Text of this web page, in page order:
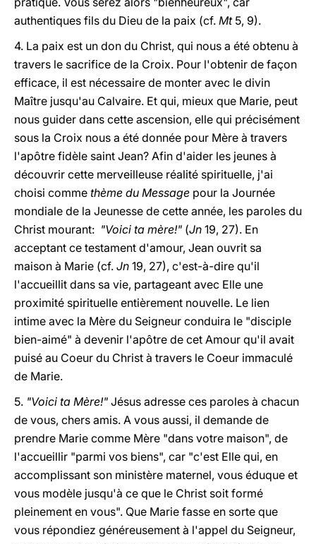
authentiques fils du Dieu de la paix (cf. Mt5, 9).
4. La paix est un don du Christ, qui nous a été obtenu à
travers le sacrifice de la Croix. Pour l'obtenir de façon
efficace, il est nécessaire de monter avec le divin
Maître jusqu'au Calvaire. Et qui, mieux que Marie, peut
nous guider dans cette ascension, elle qui précisément
sous la Croix nous a été donnée pour Mère à travers
l'apôtre fidèle saint Jean? Afin d'aider les jeunes à
découvrir cette merveilleuse réalité spirituelle, j'ai
choisi comme thème du Message pour la Journée
mondiale de la Jeunesse de cette année, les paroles du
Christ mourant: "Voici ta mère!" (Jn 19, 27). En
acceptant ce testament d'amour, Jean ouvrit sa
maison à Marie (cf. Jn 19, 27), c'est-à-dire qu'il
l'accueillit dans sa vie, partageant avec Elle une
proximité spirituelle entièrement nouvelle. Le lien
intime avec la Mère du Seigneur conduira le "disciple
bien-aimé" à devenir l'apôtre de cet Amour qu'il avait
puisé au Coeur du Christ à travers le Coeur immaculé
de Marie.
5. "Voici ta Mère!" Jésus adresse ces paroles à chacun
de vous, chers amis. A vous aussi, il demande de
prendre Marie comme Mère "dans votre maison", de
l'accueillir "parmi vos biens", car "c'est Elle qui, en
accomplissant son ministère maternel, vous éduque et
vous modèle jusqu'à ce que le Christ soit formé
pleinement en vous". Que Marie fasse en sorte que
vous répondiez généreusement à l'appel du Seigneur,